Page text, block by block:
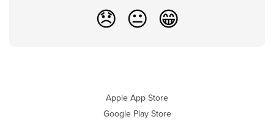
😞 😐 😁
Apple App Store
Google Play Store